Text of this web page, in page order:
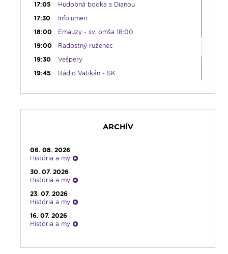
17:05
Hudobná bodka s Dianou
17:30
Infolumen
18:00
Emauzy - sv. omša 18:00
19:00
Radostný ruženec
19:30
Vešpery
19:45
Rádio Vatikán - SK
Album týždňa s Imrom Šimigom
22:00
Počúvaj srdcom
23:00
Čítanie na pokračovanie + repríza
zamyslenia zo 6:30
23:30
Infolumen - repríza
ARCHÍV
06. 08. 2026
História a my
30. 07. 2026
História a my
23. 07. 2026
História a my
16. 07. 2026
História a my
História a my